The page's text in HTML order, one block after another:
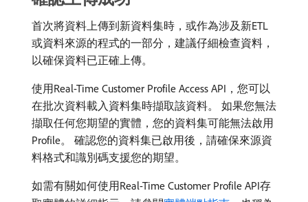
首次將資料上傳到新資料集時，或作為涉及新ETL
或資料來源的程式的一部分，建議仔細檢查資料，
以確保資料已正確上傳。
使用Real-Time Customer Profile Access API，您可以
在批次資料載入資料集時擷取該資料。 如果您無法
擷取任何您期望的實體，您的資料集可能無法啟用
Profile。 確認您的資料集已啟用後，請確保來源資
料格式和識別碼支援您的期望。
如需有關如何使用Real-Time Customer Profile API存